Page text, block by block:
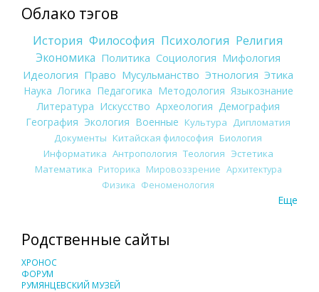
Облако тэгов
История Философия Психология Религия
Экономика Политика Социология Мифология
Идеология Право Мусульманство Этнология Этика
Наука Логика Педагогика Методология Языкознание
Литература Искусство Археология Демография
География Экология Военные Культура
Дипломатия
Документы Китайская философия Биология
Информатика Антропология Теология Эстетика
Математика Риторика Мировоззрение Архитектура
Физика Феноменология
Еще
Родственные сайты
ХРОНОС
ФОРУМ
РУМЯНЦЕВСКИЙ МУЗЕЙ